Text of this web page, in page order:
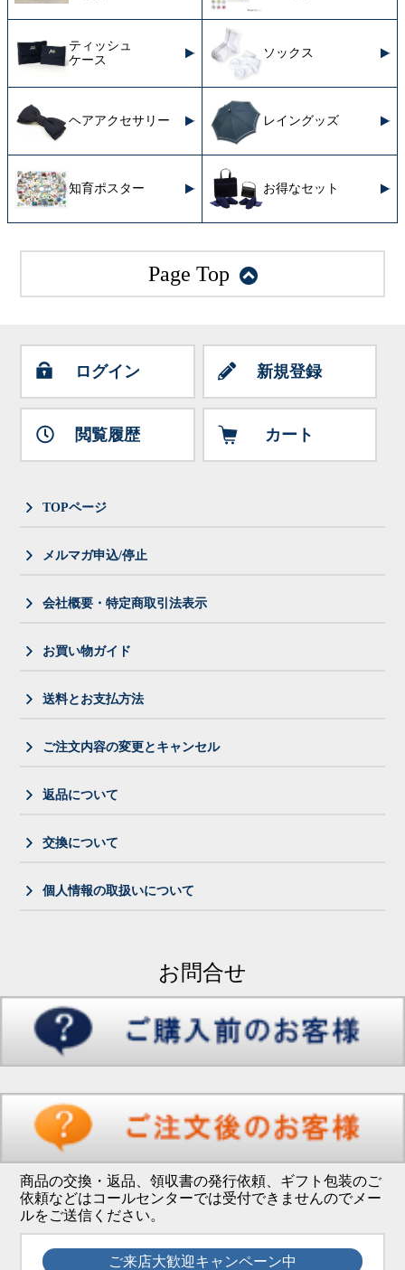
ティッシュ
ケース
ソックス
ヘアアクセサリー レイングッズ
知育ポスター お得なセット
Page Top
ログイン 新規登録
閲覧履歴 カート
TOPページ
メルマガ申込/停止
会社概要・特定商取引法表示
お買い物ガイド
送料とお支払方法
ご注文内容の変更とキャンセル
返品について
交換について
個人情報の取扱いについて
お問合せ
商品の交換・返品、領収書の発行依頼、ギフト包装のご
依頼などはコールセンターでは受付できませんのでメー
ルをご送信ください。
ご来店大歓迎キャンペーン中